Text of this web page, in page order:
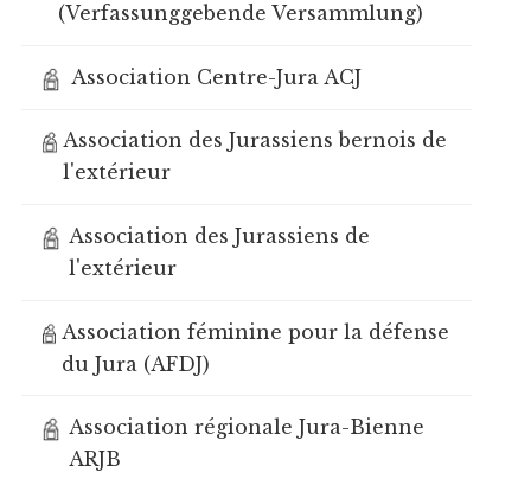
(Verfassunggebende Versammlung)
Association Centre-Jura ACJ
Association des Jurassiens bernois de
l'extérieur
Association des Jurassiens de
l'extérieur
Association féminine pour la défense
du Jura (AFDJ)
Association régionale Jura-Bienne
ARJB